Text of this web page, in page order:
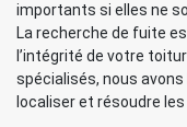
importants si elles ne
La recherche de fuite
l’intégrité de votre
spécialisés, nous
localiser et résoudre